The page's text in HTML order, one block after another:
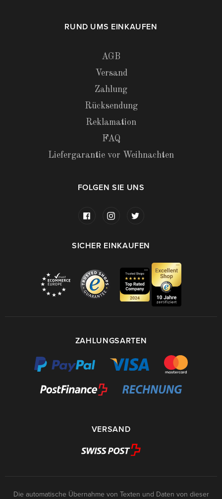
RUND UMS EINKAUFEN
AGB
Versand
Zahlung
Rücksendung
Reklamation
FAQ
Liefergarantie vor Weihnachten
FOLGEN SIE UNS
SICHER EINKAUFEN
ZAHLUNGSARTEN
VERSAND
Die automatische Übernahme von Texten und Daten von dieser